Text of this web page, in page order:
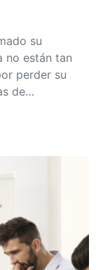
su
no están tan
perder su
de…